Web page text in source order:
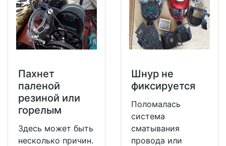
Пахнет
паленой
резиной или
горелым
Здесь может быть
несколько причин.
Шнур не
фиксируется
Поломалась
система
сматывания
провода или